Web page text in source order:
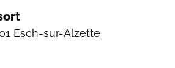
Esch-sur-Alzette